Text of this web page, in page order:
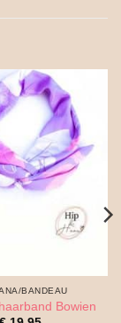
BANDEAU
Bowien